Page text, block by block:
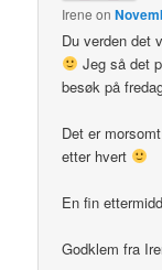
Irene on
Du verden det
Jeg så det
besøk på
Det er
etter hvert
En fin
Godklem fra